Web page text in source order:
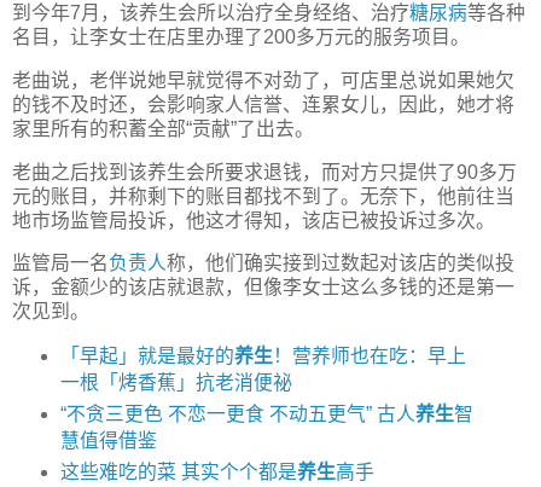
到今年7月，该养生会所以治疗全身经络、治疗糖尿病等各种
名目，让李女士在店里办理了200多万元的服务项目。
老曲说，老伴说她早就觉得不对劲了，可店里总说如果她欠
的钱不及时还，会影响家人信誉、连累女儿，因此，她才将
家里所有的积蓄全部“贡献”了出去。
老曲之后找到该养生会所要求退钱，而对方只提供了90多万
元的账目，并称剩下的账目都找不到了。无奈下，他前往当
地市场监管局投诉，他这才得知，该店已被投诉过多次。
监管局一名负责人称，他们确实接到过数起对该店的类似投
诉，金额少的该店就退款，但像李女士这么多钱的还是第一
次见到。
「早起」就是最好的养生 ！营养师也在吃：早上
一根「烤香蕉」抗老消便祕
“不贪三更色 不恋一更食 不动五更气” 古人养生智
慧值得借鉴
这些难吃的菜 其实个个都是养生高手